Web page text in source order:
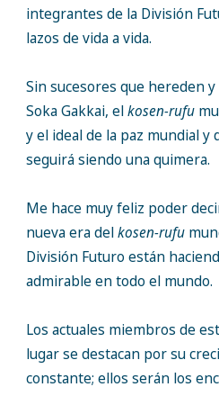
integrantes de la División
lazos de vida a vida.
Sin sucesores que hereden
Soka Gakkai, elkosen-rufu
y el ideal de la paz mundial y
seguirá siendo una quimera.
Me hace muy feliz poder
nueva era delkosen-rufu
División Futuro están
admirable en todo el mundo.
Los actuales miembros de
lugar se destacan por su
constante; ellos serán los